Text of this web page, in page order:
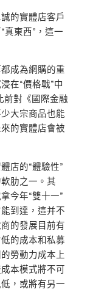
的實體店客戶
真東西”，這一
成為網購的重
在“價格戰”中
前對《國際金融
大宗商品也能
的實體店會被
店的“體驗性”
肋之一。其
今年“雙十一”
到達，這并不
的發展目前有
的成本和私募
勞動力成本上
本模式將不可
，或將有另一